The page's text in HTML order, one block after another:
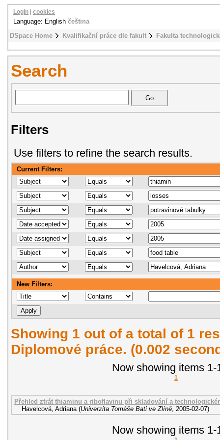
DSpace Home Kvalifikační práce dle fakult Fakulta
Login cookies
Language: English čeština
Search
Filters
Use filters to refine the search results.
Current Filters:
New Filters:
Showing 1 out of a total of 1
Diplomové práce. (0.002
Now showing items 1-
1
Přehled ztrát thiaminu a riboflavinu při skladování a
Havelcová, Adriana (Univerzita Tomáše Bati ve Zlíně, 2005-02-07)
Now showing items 1-